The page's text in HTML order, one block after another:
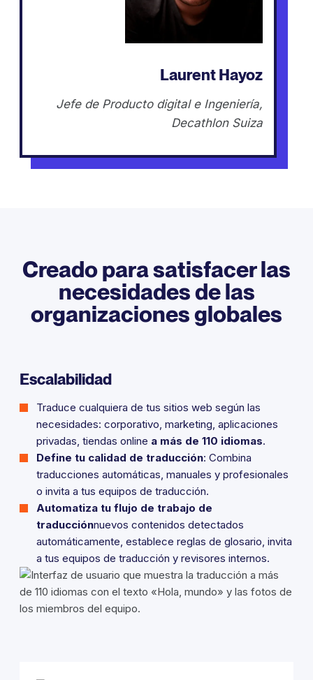
Laurent Hayoz
Jefe de Producto digital e Ingeniería,
Decathlon Suiza
Creado para satisfacer las
necesidades de las
organizaciones globales
Escalabilidad
Traduce cualquiera de tus sitios web según las
necesidades: corporativo, marketing, aplicaciones
privadas, tiendas online a más de 110 idiomas.
Define tu calidad de traducción: Combina
traducciones automáticas, manuales y profesionales
o invita a tus equipos de traducción.
Automatiza tu flujo de trabajo de
traducciónnuevos contenidos detectados
automáticamente, establece reglas de glosario, invita
a tus equipos de traducción y revisores internos.